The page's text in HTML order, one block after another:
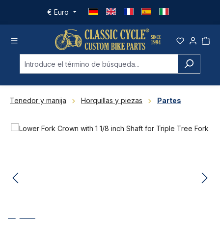
Saltar al contenido principal
€ Euro
Tenedor y manija Horquillas y piezas Partes
Omitir galería de imágenes